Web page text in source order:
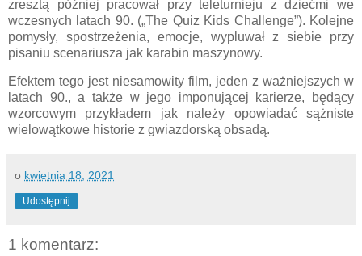
zresztą później pracował przy teleturnieju z dziećmi we
wczesnych latach 90. („The Quiz Kids Challenge”). Kolejne
pomysły, spostrzeżenia, emocje, wypluwał z siebie przy
pisaniu scenariusza jak karabin maszynowy.
Efektem tego jest niesamowity film, jeden z ważniejszych w
latach 90., a także w jego imponującej karierze, będący
wzorcowym przykładem jak należy opowiadać sążniste
wielowątkowe historie z gwiazdorską obsadą.
o kwietnia 18, 2021
Udostępnij
1 komentarz: